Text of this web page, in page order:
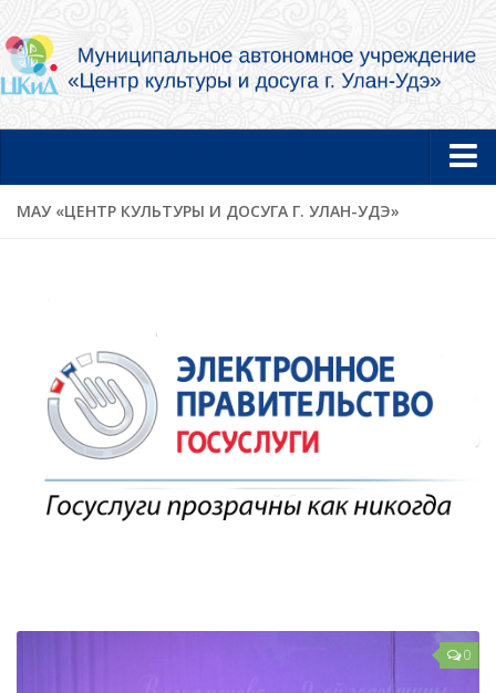
Главная
Услуги в электронной форме
Фотогалерея
Творческие коллективы и артисты
Муниципальный концертный духовой оркестр
Народный фольклорный ансамбль «Тоонто»
Валико Гаспарян
МАУ «ЦЕНТР КУЛЬТУРЫ И ДОСУГА Г. УЛАН-УДЭ»
0